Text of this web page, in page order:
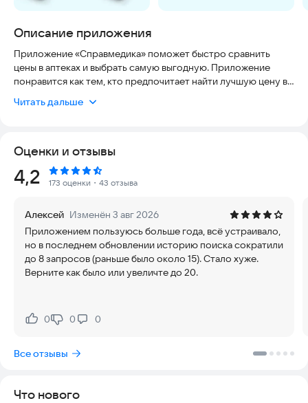
Описание приложения
Приложение «Справмедика» поможет быстро сравнить
цены в аптеках и выбрать самую выгодную. Приложение
понравится как тем, кто предпочитает найти лучшую цену в
интернет-аптеках. Сравнивайте ВСЕ цены в одном
Мы работаем как с известными и проверенными аптечными
сетями, такими как: «Здравсити», АСНА, «Живика»,
«Ригла», 36,6 и т.д., так и с несетевыми аптеками, цены в
которых бывают значительно ниже, чем в сетях.
Будем рады обратной связи. Пишите на
spravmedika.dev@003.msили в телеграм-чат
https://t.me/spravmedika
Читать дальше
Оценки и отзывы
Рейтинг:
4,2 173 оценки ・43 отзыва
Алексей Изменён 3 авг 2026
Приложением пользуюсь больше года, всё устраивало,
но в последнем обновлении историю поиска сократили
до 8 запросов (раньше было около 15). Стало хуже.
Верните как было или увеличте до 20.
Нравится:
0Не нравится:
0 0
Все отзывы
Что нового